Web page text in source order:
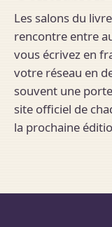
Les salons du
rencontre entre
vous écrivez en
votre réseau en
souvent une
site officiel de
la prochaine